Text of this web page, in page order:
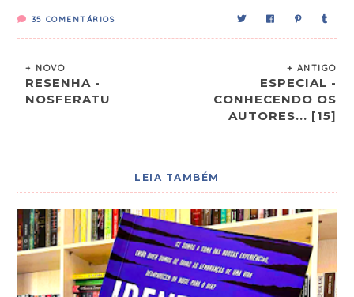
35 COMENTÁRIOS
+ NOVO
RESENHA -
NOSFERATU
+ ANTIGO
ESPECIAL -
CONHECENDO OS
AUTORES... [15]
LEIA TAMBÉM